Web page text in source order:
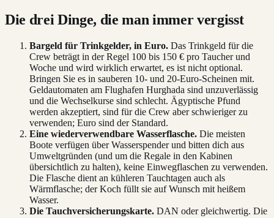
Die drei Dinge, die man immer vergisst
Bargeld für Trinkgelder, in Euro. Das Trinkgeld für die
Crew beträgt in der Regel 100 bis 150 € pro Taucher und
Woche und wird wirklich erwartet, es ist nicht optional.
Bringen Sie es in sauberen 10- und 20-Euro-Scheinen mit.
Geldautomaten am Flughafen Hurghada sind unzuverlässig
und die Wechselkurse sind schlecht. Ägyptische Pfund
werden akzeptiert, sind für die Crew aber schwieriger zu
verwenden; Euro sind der Standard.
Eine wiederverwendbare Wasserflasche. Die meisten
Boote verfügen über Wasserspender und bitten dich aus
Umweltgründen (und um die Regale in den Kabinen
übersichtlich zu halten), keine Einwegflaschen zu verwenden.
Die Flasche dient an kühleren Tauchtagen auch als
Wärmflasche; der Koch füllt sie auf Wunsch mit heißem
Wasser.
Die Tauchversicherungskarte. DAN oder gleichwertig. Die